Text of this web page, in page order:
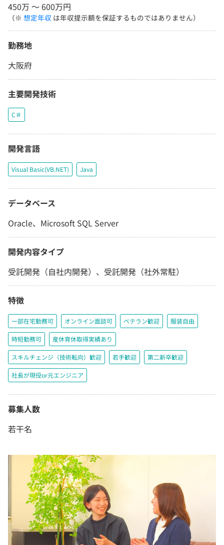
450万 〜 600万円
（※ 想定年収 は年収提示額を保証するものではありません）
勤務地
大阪府
主要開発技術
C＃
開発言語
Visual Basic(VB.NET) Java
データベース
Oracle、Microsoft SQL Server
開発内容タイプ
受託開発（自社内開発）、受託開発（社外常駐）
特徴
一部在宅勤務可 オンライン面談可 ベテラン歓迎 服装自由
時短勤務可 産休育休取得実績あり
スキルチェンジ（技術転向）歓迎 若手歓迎 第二新卒歓迎
社長が現役or元エンジニア
募集人数
若干名